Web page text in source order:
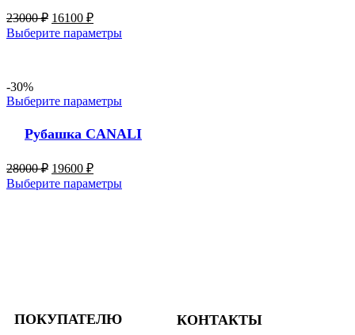
23000₽ 16100 ₽
Выберите параметры
-30%
Выберите параметры
Рубашка CANALI
28000₽ 19600 ₽
Выберите параметры
ПОКУПАТЕЛЮ КОНТАКТЫ